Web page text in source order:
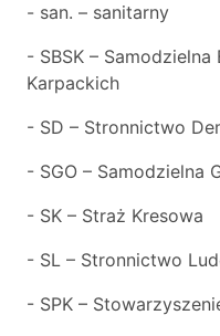
- san. – sanitarny
- SBSK –
Karpackich
- SD – Stronnictwo
- SGO – Samodzielna
- SK – Straż Kresowa
- SL – Stronnictwo
- SPK –